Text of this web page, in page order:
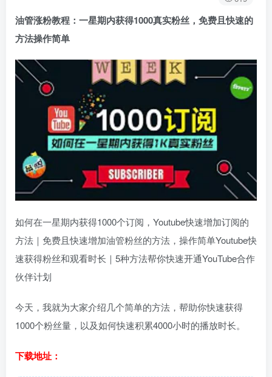
油管涨粉教程：一星期内获得1000真实粉丝，免费且快速的
方法操作简单
如何在一星期内获得1000个订阅，Youtube快速增加订阅的
方法｜免费且快速增加油管粉丝的方法，操作简单Youtube快
速获得粉丝和观看时长｜5种方法帮你快速开通YouTube合作
伙伴计划
今天，我就为大家介绍几个简单的方法，帮助你快速获得
1000个粉丝量，以及如何快速积累4000小时的播放时长。
下载地址：